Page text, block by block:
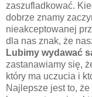
zaszufladkować.
dobrze znamy
nieakceptowanej
dla nas znak, że
Lubimy wydawać
zastanawiamy się,
który ma uczucia i
Najlepsze jest to,